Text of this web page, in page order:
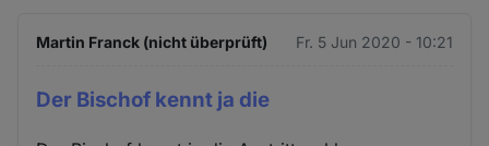
Martin Franck (nicht überprüft) Fr. 5 Jun 2020 - 10:21
Der Bischof kennt ja die